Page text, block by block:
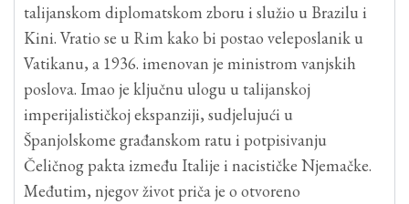
talijanskom diplomatskom zboru i služio u Brazilu i
Kini. Vratio se u Rim kako bi postao veleposlanik u
Vatikanu, a 1936. imenovan je ministrom vanjskih
poslova. Imao je ključnu ulogu u talijanskoj
imperijalističkoj ekspanziji, sudjelujući u
Španjolskome građanskom ratu i potpisivanju
Čeličnog pakta između Italije i nacističke Njemačke.
Međutim, njegov život priča je o otvoreno